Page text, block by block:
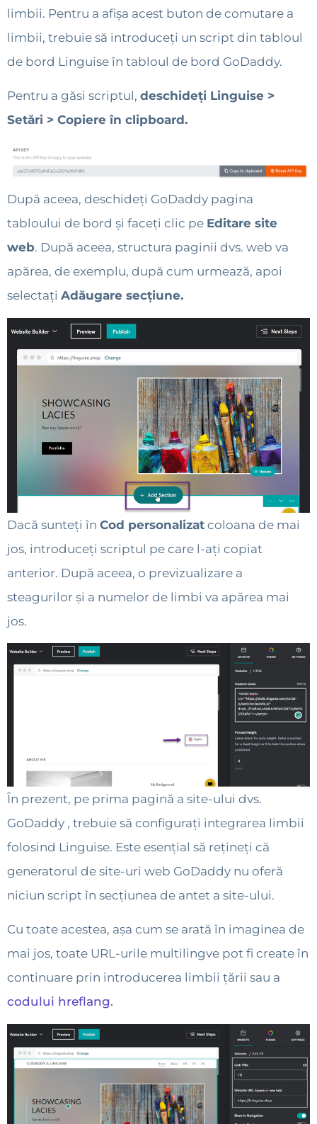
limbii. Pentru a afișa acest buton de comutare a
limbii, trebuie să introduceți un script din tabloul
de bord Linguise în tabloul de bord GoDaddy.
Pentru a găsi scriptul, deschideți Linguise >
Setări > Copiere în clipboard.
După aceea, deschideți GoDaddy pagina
tabloului de bord și faceți clic pe Editare site
web. După aceea, structura paginii dvs. web va
apărea, de exemplu, după cum urmează, apoi
selectați Adăugare secțiune.
Dacă sunteți în Cod personalizat coloana de mai
jos, introduceți scriptul pe care l-ați copiat
anterior. După aceea, o previzualizare a
steagurilor și a numelor de limbi va apărea mai
jos.
În prezent, pe prima pagină a site-ului dvs.
GoDaddy , trebuie să configurați integrarea limbii
folosind Linguise. Este esențial să rețineți că
generatorul de site-uri web GoDaddy nu oferă
niciun script în secțiunea de antet a site-ului.
Cu toate acestea, așa cum se arată în imaginea de
mai jos, toate URL-urile multilingve pot fi create în
continuare prin introducerea limbii țării sau a
codului hreflang.